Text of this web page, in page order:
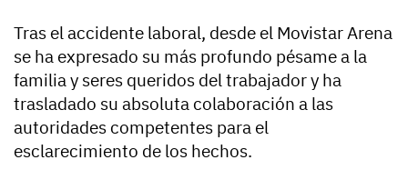
Tras el accidente laboral, desde el Movistar Arena
se ha expresado su más profundo pésame a la
familia y seres queridos del trabajador y ha
trasladado su absoluta colaboración a las
autoridades competentes para el
esclarecimiento de los hechos.